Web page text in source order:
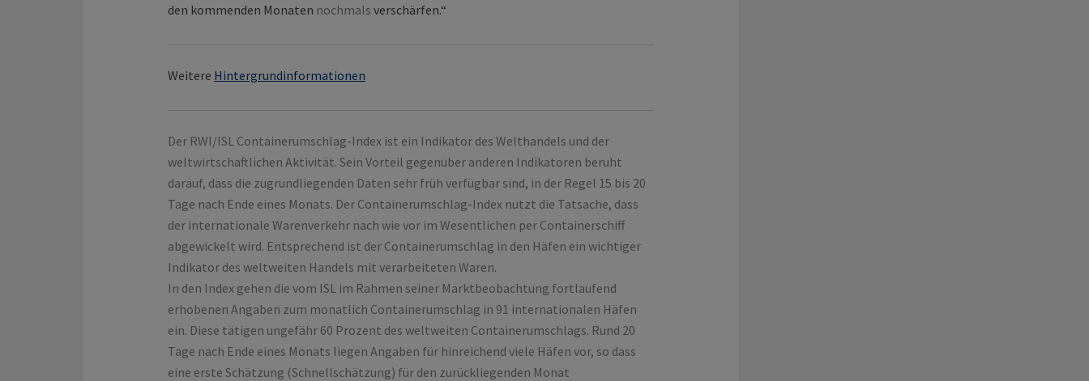
den kommenden Monaten nochmals verschärfen.“
Weitere Hintergrundinformationen
Der RWI/ISL Containerumschlag-Index ist ein Indikator des Welthandels und der
weltwirtschaftlichen Aktivität. Sein Vorteil gegenüber anderen Indikatoren beruht
darauf, dass die zugrundliegenden Daten sehr früh verfügbar sind, in der Regel 15 bis 20
Tage nach Ende eines Monats. Der Containerumschlag-Index nutzt die Tatsache, dass
der internationale Warenverkehr nach wie vor im Wesentlichen per Containerschiff
abgewickelt wird. Entsprechend ist der Containerumschlag in den Häfen ein wichtiger
Indikator des weltweiten Handels mit verarbeiteten Waren.
In den Index gehen die vom ISL im Rahmen seiner Marktbeobachtung fortlaufend
erhobenen Angaben zum monatlich Containerumschlag in 91 internationalen Häfen
ein. Diese tätigen ungefähr 60 Prozent des weltweiten Containerumschlags. Rund 20
Tage nach Ende eines Monats liegen Angaben für hinreichend viele Häfen vor, so dass
eine erste Schätzung (Schnellschätzung) für den zurückliegenden Monat